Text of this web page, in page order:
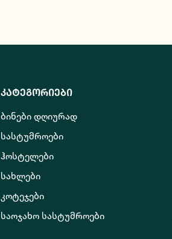
კატეგორიები
ბინები დღიურად
სასტუმროები
ჰოსტელები
სახლები
კოტეჯები
საოჯახო სასტუმროები